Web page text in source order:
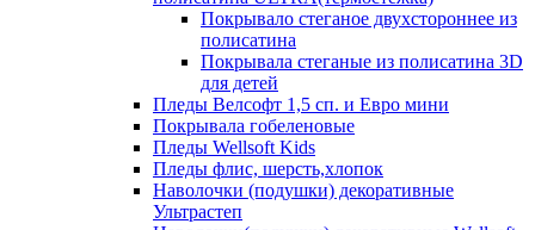
Покрывало стеганое двухстороннее из
полисатина
Покрывала стеганые из полисатина 3D
для детей
Пледы Велсофт 1,5 сп. и Евро мини
Покрывала гобеленовые
Пледы Wellsoft Kids
Пледы флис, шерсть,хлопок
Наволочки (подушки) декоративные
Ультрастеп